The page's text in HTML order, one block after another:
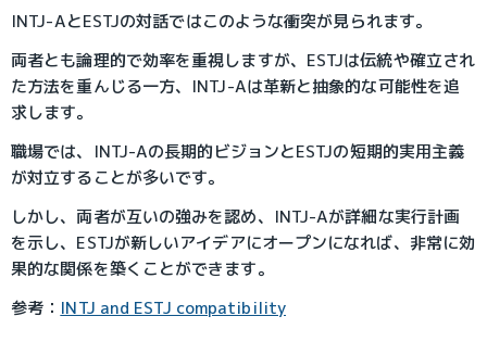
INTJ-AとESTJの対話ではこのような衝突が見られます。
両者とも論理的で効率を重視しますが、ESTJは伝統や確立され
た方法を重んじる一方、INTJ-Aは革新と抽象的な可能性を追
求します。
職場では、INTJ-Aの長期的ビジョンとESTJの短期的実用主義
が対立することが多いです。
しかし、両者が互いの強みを認め、INTJ-Aが詳細な実行計画
を示し、ESTJが新しいアイデアにオープンになれば、非常に効
果的な関係を築くことができます。
参考： INTJ and ESTJ compatibility